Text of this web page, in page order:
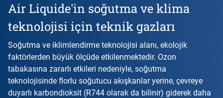
Air Liquide'in soğutma ve klima
teknolojisi için teknik gazları
Soğutma ve iklimlendirme teknolojisi alanı, ekolojik
faktörlerden büyük ölçüde etkilenmektedir. Ozon
tabakasına zararlı etkileri nedeniyle, soğutma
teknolojisinde florlu soğutucu akışkanlar yerine, çevreye
duyarlı karbondioksit (R744 olarak da bilinir) giderek daha